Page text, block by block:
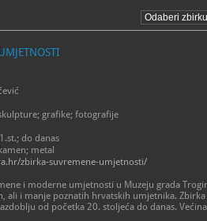
grafike; fotografije
do danas
metal
zbirka-suvremene-umjetnosti/
i moderne umjetnosti u Muzeju grada
ali i manje poznatih hrvatskih umjetnika.
od početka 20. stoljeća do danas.